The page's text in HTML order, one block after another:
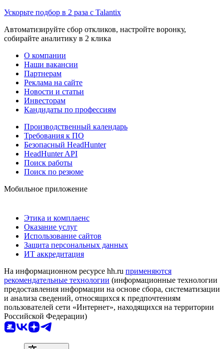
Ускорьте подбор в 2 раза с Talantix
Автоматизируйте сбор откликов, настройте воронку,
собирайте аналитику в 2 клика
О компании
Наши вакансии
Партнерам
Реклама на сайте
Новости и статьи
Инвесторам
Кандидаты по профессиям
Производственный календарь
Требования к ПО
Безопасный HeadHunter
HeadHunter API
Поиск работы
Поиск по резюме
Мобильное приложение
Этика и комплаенс
Оказание услуг
Использование сайтов
Защита персональных данных
ИТ аккредитация
На информационном ресурсе hh.ru применяются
рекомендательные технологии (информационные технологии
предоставления информации на основе сбора, систематизации
и анализа сведений, относящихся к предпочтениям
пользователей сети «Интернет», находящихся на территории
Российской Федерации)